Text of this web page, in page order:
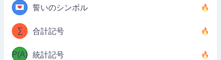
💌 誓いのシンボル
∑ 合計記号
P(A) 統計記号